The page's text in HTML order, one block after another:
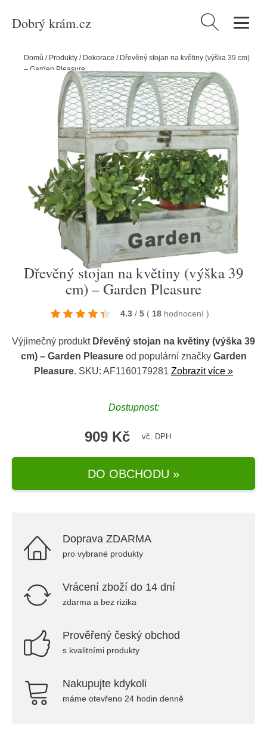
Dobrý krám.cz Vyhledávání
Domů / Produkty / Dekorace / Dřevěný stojan na květiny (výška 39 cm)
– Garden Pleasure
Dřevěný stojan na květiny (výška 39
cm) – Garden Pleasure
4.3 / 5 ( 18 hodnocení )
Výjimečný produkt Dřevěný stojan na květiny (výška 39
cm) – Garden Pleasureod populární značky Garden
Pleasure. SKU: AF1160179281 Zobrazit více »
Dostupnost:
909 Kč vč. DPH
DO OBCHODU »
Doprava ZDARMA
pro vybrané produkty
Vrácení zboží do 14 dní
zdarma a bez rizika
Prověřený český obchod
s kvalitními produkty
Nakupujte kdykoli
máme otevřeno 24 hodin denně